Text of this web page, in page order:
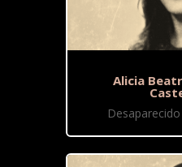
Alicia